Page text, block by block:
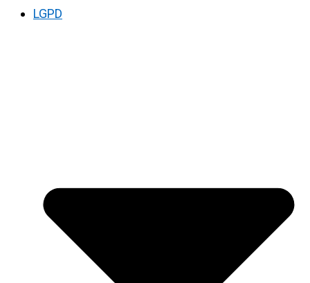
LGPD